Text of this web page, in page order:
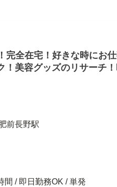
完全在宅！好きな時にお
！美容グッズのリサーチ
前長野駅
間 / 即日勤務OK / 単発